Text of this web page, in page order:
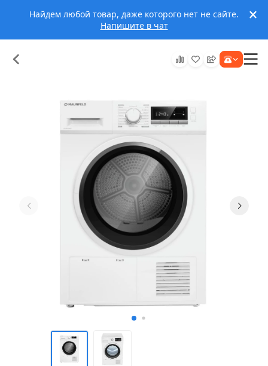
Найдем любой товар, даже которого нет не сайте.
Напишите в чат